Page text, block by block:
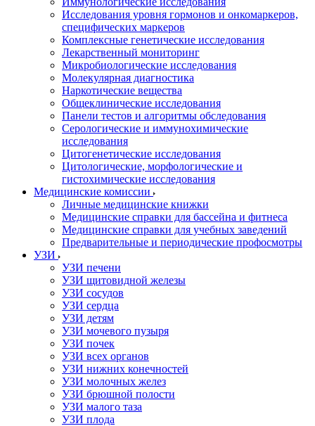
Исследования уровня гормонов и онкомаркеров,
специфических маркеров
Комплексные генетические исследования
Лекарственный мониторинг
Микробиологические исследования
Молекулярная диагностика
Наркотические вещества
Общеклинические исследования
Панели тестов и алгоритмы обследования
Серологические и иммунохимические
исследования
Цитогенетические исследования
Цитологические, морфологические и
гистохимические исследования
Медицинские комиссии
Личные медицинские книжки
Медицинские справки для бассейна и фитнеса
Медицинские справки для учебных заведений
Предварительные и периодические профосмотры
УЗИ
УЗИ печени
УЗИ щитовидной железы
УЗИ сосудов
УЗИ сердца
УЗИ детям
УЗИ мочевого пузыря
УЗИ почек
УЗИ всех органов
УЗИ нижних конечностей
УЗИ молочных желез
УЗИ брюшной полости
УЗИ малого таза
УЗИ плода